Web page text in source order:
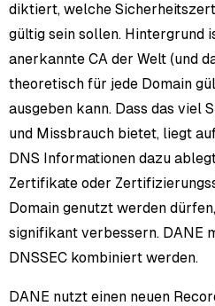
diktiert, welche
gültig sein sollen. Hintergrund
anerkannte CA der Welt (und
theoretisch für jede Domain
ausgeben kann. Dass das viel
und Missbrauch bietet, liegt
DNS Informationen dazu
Zertifikate oder
Domain genutzt werden
signifikant verbessern. DANE
DNSSEC kombiniert werden.
DANE nutzt einen neuen